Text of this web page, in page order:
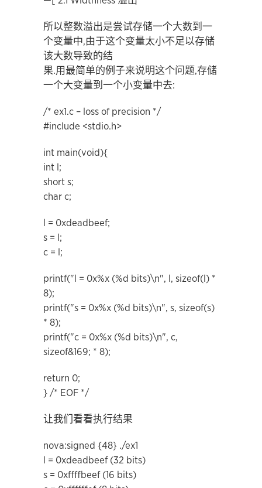
所以整数溢出是尝试存储一个大数到一
个变量中,由于这个变量太小不足以存储
该大数导致的结
果.用最简单的例子来说明这个问题,存储
一个大变量到一个小变量中去:
/* ex1.c – loss of precision */
#include <stdio.h>
int main(void){
int l;
short s;
char c;
l = 0xdeadbeef;
s = l;
c = l;
printf("l = 0x%x (%d bits)\n", l, sizeof(l) *
8);
printf("s = 0x%x (%d bits)\n", s, sizeof(s)
* 8);
printf("c = 0x%x (%d bits)\n", c,
sizeof&169; * 8);
return 0;
} /* EOF */
让我们看看执行结果
nova:signed {48} ./ex1
l = 0xdeadbeef (32 bits)
s = 0xffffbeef (16 bits)